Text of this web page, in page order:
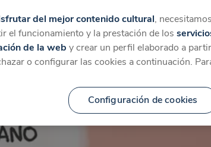
Catálogo Temáticas Categorías
del mejor contenido cultural,
el funcionamiento y la prestación de los
de la web y crear un perfil elaborado a
o configurar las cookies a continuación.
Configuración de cookies